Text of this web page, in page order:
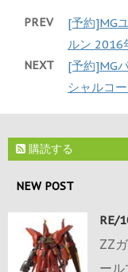
PREV
[予約]MG
ルン 2016
NEXT
[予約]MG
シャルコ
購読する
NEW POST
RE/
ZZ
ー